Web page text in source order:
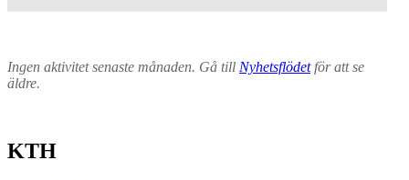
Ingen aktivitet senaste månaden. Gå till Nyhetsflödetför att se
äldre.
KTH